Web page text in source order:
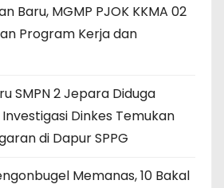
Baru, MGMP PJOK KKMA 02
Program Kerja dan
SMPN 2 Jepara Diduga
Dinkes Temukan
di Dapur SPPG
Memanas, 10 Bakal